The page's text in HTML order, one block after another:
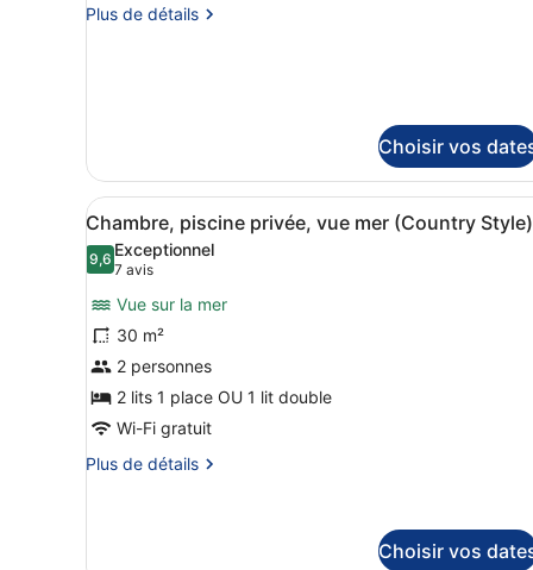
chambre :
with
Sharing
Pool
Plus de détails
Plus
chambre
Summer
Inland
View
Room
with
Pool
Choisir vos
Afficher
toutes
les
photos
pour
ce
type
de
chambre :
Chambre,
mer
Une chambre d’hôtel
10
Chambre, piscine privée, vue mer (Country Style)
9,69,6 sur 10
Exceptionnel
7 avis
(7 avis)
Vue sur la mer
30 m²
2 personnes
2 lits 1 place OU 1 lit double
Wi-Fi gratuit
Plus de détails
Plus
Choisir vos